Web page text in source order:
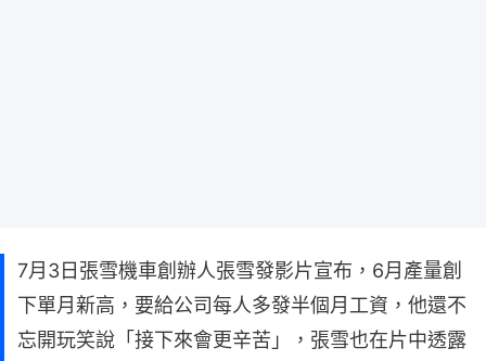
7月3日張雪機車創辦人張雪發影片宣布，6月產量創
下單月新高，要給公司每人多發半個月工資，他還不
忘開玩笑說「接下來會更辛苦」，張雪也在片中透露